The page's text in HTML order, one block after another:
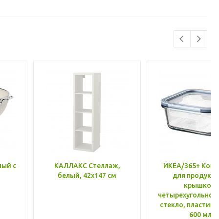
с
КАЛЛАКС Стеллаж,
белый, 42x147 см
ИКЕА/365+
для
крышкой,
стекло, пластик
600 мл